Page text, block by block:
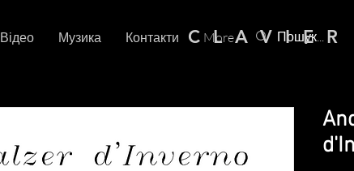
Відео Музика Контакти More
C L A V I E R